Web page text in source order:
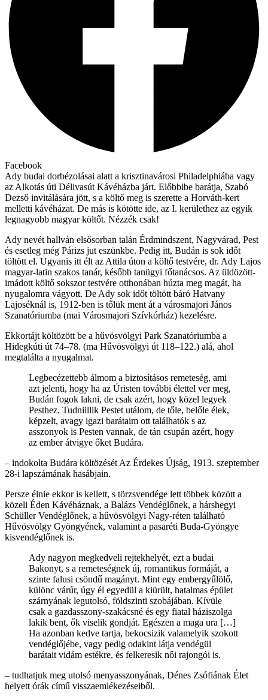
Facebook
Ady budai dorbézolásai alatt a krisztinavárosi Philadelphiába vagy
az Alkotás úti Délivasút Kávéházba járt. Előbbibe barátja, Szabó
Dezső invitálására jött, s a költő meg is szerette a Horváth-kert
melletti kávéházat. De más is kötötte ide, az I. kerülethez az egyik
legnagyobb magyar költőt. Nézzék csak!
Ady nevét hallván elsősorban talán Érdmindszent, Nagyvárad, Pest
és esetleg még Párizs jut eszünkbe. Pedig itt, Budán is sok időt
töltött el. Ugyanis itt élt az Attila úton a költő testvére, dr. Ady Lajos
magyar-latin szakos tanár, később tanügyi főtanácsos. Az üldözött-
imádott költő sokszor testvére otthonában húzta meg magát, ha
nyugalomra vágyott. De Ady sok időt töltött báró Hatvany
Lajoséknál is, 1912-ben is tőlük ment át a városmajori János
Szanatóriumba (mai Városmajori Szívkórház) kezelésre.
Ekkortájt költözött be a hűvösvölgyi Park Szanatóriumba a
Hidegkúti út 74–78. (ma Hűvösvölgyi út 118–122.) alá, ahol
megtalálta a nyugalmat.
Legbecézettebb álmom a biztosításos remeteség, ami
azt jelenti, hogy ha az Úristen további élettel ver meg,
Budán fogok lakni, de csak azért, hogy közel legyek
Pesthez. Tudniillik Pestet utálom, de tőle, belőle élek,
képzelt, avagy igazi barátaim ott találhatók s az
asszonyok is Pesten vannak, de tán csupán azért, hogy
az ember átvigye őket Budára.
– indokolta Budára költözését Az Érdekes Újság, 1913. szeptember
28-i lapszámának hasábjain.
Persze élnie ekkor is kellett, s törzsvendége lett többek között a
közeli Éden Kávéháznak, a Balázs Vendéglőnek, a hárshegyi
Schüller Vendéglőnek, a hűvösvölgyi Nagy-réten található
Hűvösvölgy Gyöngyének, valamint a pasaréti Buda-Gyöngye
kisvendéglőnek is.
Ady nagyon megkedveli rejtekhelyét, ezt a budai
Bakonyt, s a remeteségnek új, romantikus formáját, a
szinte falusi csöndű magányt. Mint egy embergyűlölő,
különc várúr, úgy él egyedül a kiürült, hatalmas épület
szárnyának legutolsó, földszinti szobájában. Kívüle
csak a gazdasszony-szakácsné és egy fiatal háziszolga
lakik bent, ők viselik gondját. Egészen a maga ura […]
Ha azonban kedve tartja, bekocsizik valamelyik szokott
vendéglőjébe, vagy pedig odakint látja vendégül
barátait vidám estékre, és felkeresik női rajongói is.
– tudhatjuk meg utolsó menyasszonyának, Dénes Zsófiának Élet
helyett órák című visszaemlékezéseiből.